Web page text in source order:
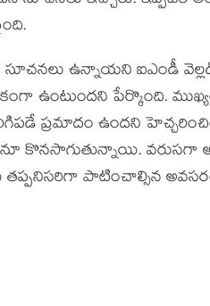
సూచనలు ఉన్నాయని ఐఎండీ
ఉంటుందని పేర్కొంది.
ప్రమాదం ఉందని
కొనసాగుతున్నాయి. వరుసగా
తప్పనిసరిగా పాటించాల్సిన